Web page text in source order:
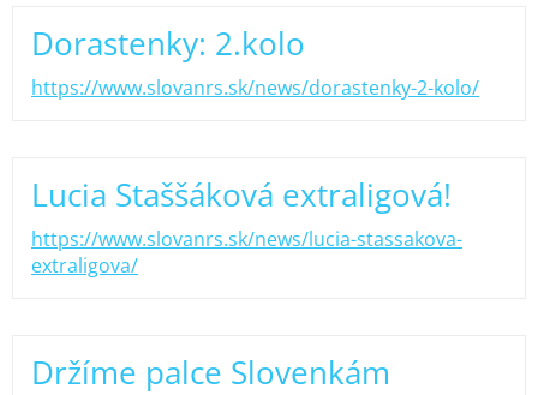
Dorastenky: 2.kolo
https://www.slovanrs.sk/news/dorastenky-2-kolo/
Lucia Staššáková extraligová!
https://www.slovanrs.sk/news/lucia-stassakova-
extraligova/
Držíme palce Slovenkám